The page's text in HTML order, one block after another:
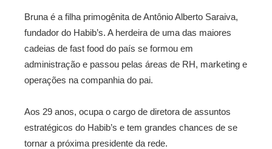
Bruna é a filha primogênita de Antônio Alberto Saraiva,
fundador do Habib’s. A herdeira de uma das maiores
cadeias de fast food do país se formou em
administração e passou pelas áreas de RH, marketing e
operações na companhia do pai.
Aos 29 anos, ocupa o cargo de diretora de assuntos
estratégicos do Habib’s e tem grandes chances de se
tornar a próxima presidente da rede.